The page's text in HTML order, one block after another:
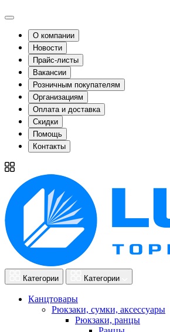
О компании
Новости
Прайс-листы
Вакансии
Розничным покупателям
Организациям
Оплата и доставка
Скидки
Помощь
Контакты
Категории Категории
Канцтовары
Рюкзаки, сумки, аксессуары
Рюкзаки, ранцы